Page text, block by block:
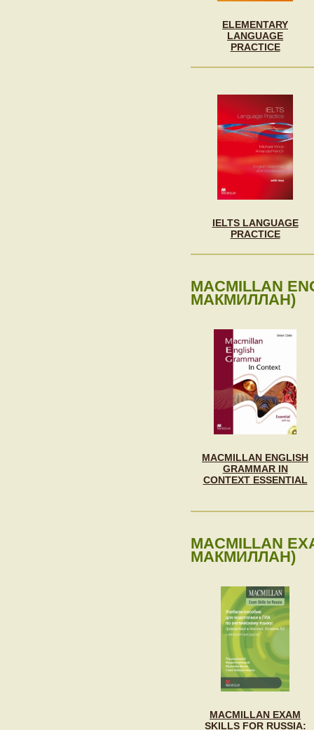
ELEMENTARY
LANGUAGE
PRACTICE
IELTS LANGUAGE
PRACTICE
MACMILLAN
МАКМИЛЛАН)
MACMILLAN ENGLISH
GRAMMAR IN
CONTEXT ESSENTIAL
MACMILLAN
МАКМИЛЛАН)
MACMILLAN EXAM
SKILLS FOR RUSSIA: